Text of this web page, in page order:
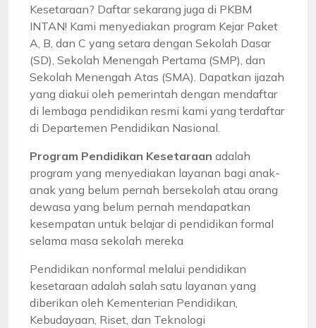
Kesetaraan? Daftar sekarang juga di PKBM
INTAN! Kami menyediakan program Kejar Paket
A, B, dan C yang setara dengan Sekolah Dasar
(SD), Sekolah Menengah Pertama (SMP), dan
Sekolah Menengah Atas (SMA). Dapatkan ijazah
yang diakui oleh pemerintah dengan mendaftar
di lembaga pendidikan resmi kami yang terdaftar
di Departemen Pendidikan Nasional.
Program Pendidikan Kesetaraan adalah
program yang menyediakan layanan bagi anak-
anak yang belum pernah bersekolah atau orang
dewasa yang belum pernah mendapatkan
kesempatan untuk belajar di pendidikan formal
selama masa sekolah mereka
Pendidikan nonformal melalui pendidikan
kesetaraan adalah salah satu layanan yang
diberikan oleh Kementerian Pendidikan,
Kebudayaan, Riset, dan Teknologi